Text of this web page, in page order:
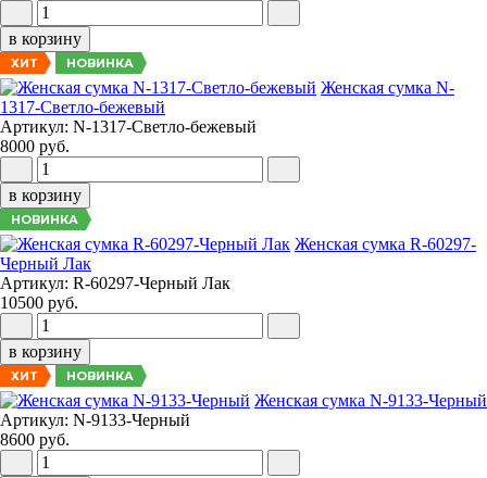
в корзину
ХИТ НОВИНКА
Женская сумка N-
1317-Светло-бежевый
Артикул: N-1317-Светло-бежевый
8000 руб.
в корзину
НОВИНКА
Женская сумка R-60297-
Черный Лак
Артикул: R-60297-Черный Лак
10500 руб.
в корзину
ХИТ НОВИНКА
Женская сумка N-9133-Черный
Артикул: N-9133-Черный
8600 руб.